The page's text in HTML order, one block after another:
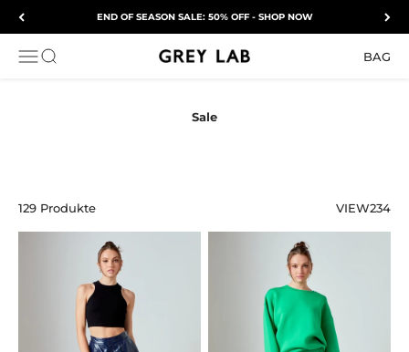
END OF SEASON SALE: 50% OFF - SHOP NOW
NAVIGATIONSMENÜ ÖFFNEN
Suche öffnen Grey Lab BAG
129 Produkte VIEW234